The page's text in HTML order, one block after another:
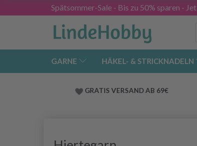
Spätsommer-Sale - Bis zu 50% sparen -
GARNE HÄKEL- & STRICKNADELN
GRATIS VERSAND AB 69€